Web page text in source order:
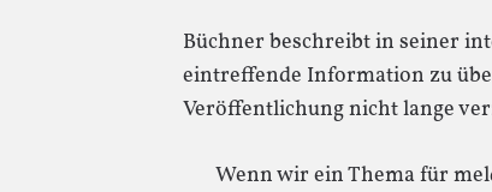
Büchner beschreibt in seiner
eintreffende Information zu
Veröffentlichung nicht lange
Wenn wir ein Thema für